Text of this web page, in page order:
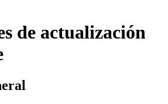
de actualización